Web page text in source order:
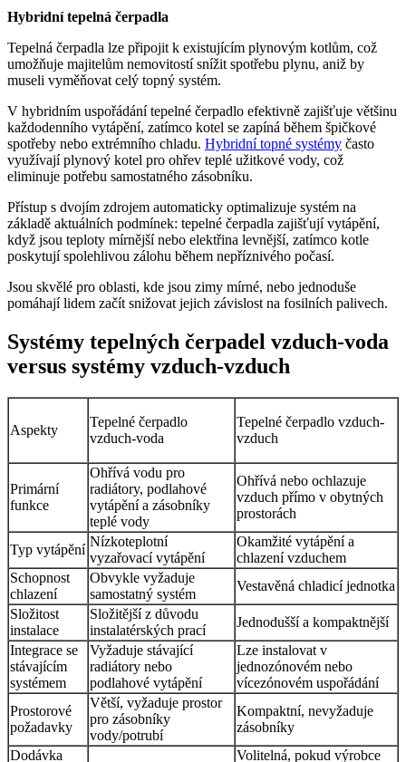
Hybridní tepelná čerpadla
Tepelná čerpadla lze připojit k existujícím plynovým kotlům, což
umožňuje majitelům nemovitostí snížit spotřebu plynu, aniž by
museli vyměňovat celý topný systém.
V hybridním uspořádání tepelné čerpadlo efektivně zajišťuje většinu
každodenního vytápění, zatímco kotel se zapíná během špičkové
spotřeby nebo extrémního chladu. Hybridní topné systémy často
využívají plynový kotel pro ohřev teplé užitkové vody, což
eliminuje potřebu samostatného zásobníku.
Přístup s dvojím zdrojem automaticky optimalizuje systém na
základě aktuálních podmínek: tepelné čerpadla zajišťují vytápění,
když jsou teploty mírnější nebo elektřina levnější, zatímco kotle
poskytují spolehlivou zálohu během nepříznivého počasí.
Jsou skvělé pro oblasti, kde jsou zimy mírné, nebo jednoduše
pomáhají lidem začít snižovat jejich závislost na fosilních palivech.
Systémy tepelných čerpadel vzduch-voda
versus systémy vzduch-vzduch
Aspekty
Tepelné čerpadlo
vzduch-voda
Tepelné čerpadlo vzduch-
vzduch
Primární
funkce
Ohřívá vodu pro
radiátory, podlahové
vytápění a zásobníky
teplé vody
Ohřívá nebo ochlazuje
vzduch přímo v obytných
prostorách
Typ vytápění
Nízkoteplotní
vyzařovací vytápění
Okamžité vytápění a
chlazení vzduchem
Schopnost
chlazení
Obvykle vyžaduje
samostatný systém
Vestavěná chladicí jednotka
Složitost
instalace
Složitější z důvodu
instalatérských prací
Jednodušší a kompaktnější
Integrace se
stávajícím
systémem
Vyžaduje stávající
radiátory nebo
podlahové vytápění
Lze instalovat v
jednozónovém nebo
vícezónovém uspořádání
Prostorové
požadavky
Větší, vyžaduje prostor
pro zásobníky
vody/potrubí
Kompaktní, nevyžaduje
zásobníky
Dodávka
Volitelná, pokud výrobce